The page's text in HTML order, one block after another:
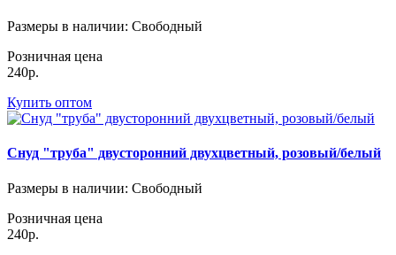
Размеры в наличии: Свободный
Розничная цена
240р.
Купить оптом
Снуд "труба" двусторонний двухцветный, розовый/белый
Размеры в наличии: Свободный
Розничная цена
240р.